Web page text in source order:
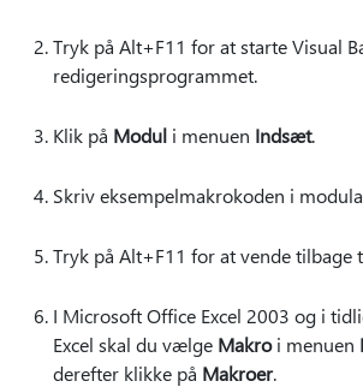
Tryk på Alt+F11 for at starte Visual
redigeringsprogrammet.
Klik på Modul i menuen Indsæt.
Skriv eksempelmakrokoden i
Tryk på Alt+F11 for at vende tilbage
I Microsoft Office Excel 2003 og i
Excel skal du vælge Makroi menuen
derefter klikke på Makroer.